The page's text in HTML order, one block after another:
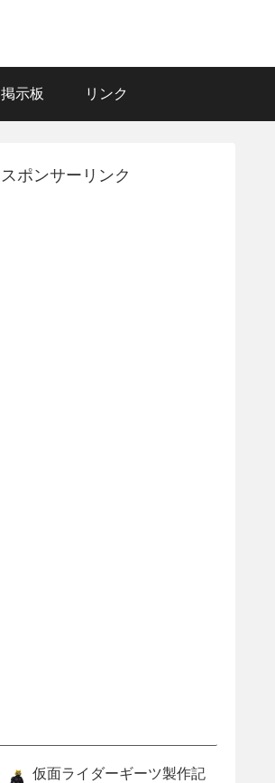
掲示板 リンク
スポンサーリンク
仮面ライダーギーツ製作記